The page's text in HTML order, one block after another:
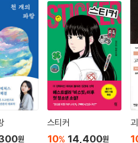
원
스티커
10% 14,400원